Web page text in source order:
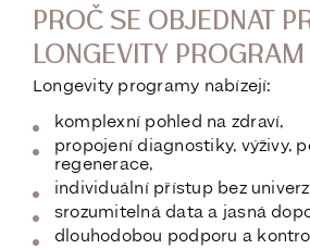
PROČ SE OBJEDNAT
LONGEVITY PROGRAM
Longevity programy nabízejí:
komplexní pohled na zdraví,
propojení diagnostiky, výživy,
regenerace,
individuální přístup bez
srozumitelná data a jasná
dlouhodobou podporu a